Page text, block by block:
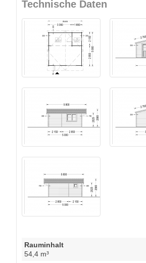
Technische Daten
Rauminhalt
54,4 m³